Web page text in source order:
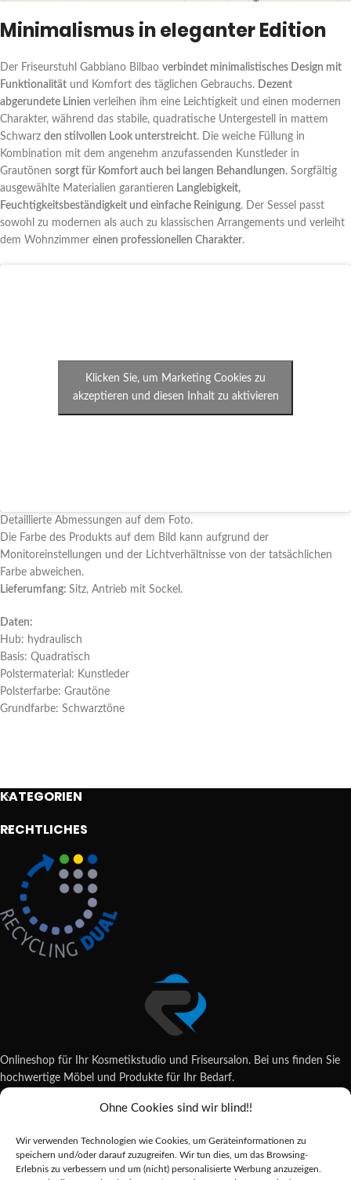
Ohne Cookies sind wir blind!!
Wir verwenden Technologien wie Cookies, um Geräteinformationen zu
speichern und/oder darauf zuzugreifen. Wir tun dies, um das Browsing-
Erlebnis zu verbessern und um (nicht) personalisierte Werbung anzuzeigen.
Minimalismus in eleganter Edition
Der Friseurstuhl Gabbiano Bilbao verbindet minimalistisches Design mit
Funktionalität und Komfort des täglichen Gebrauchs. Dezent
abgerundete Linien verleihen ihm eine Leichtigkeit und einen modernen
Charakter, während das stabile, quadratische Untergestell in mattem
Schwarz den stilvollen Look unterstreicht. Die weiche Füllung in
Kombination mit dem angenehm anzufassenden Kunstleder in
Grautönen sorgt für Komfort auch bei langen Behandlungen. Sorgfältig
ausgewählte Materialien garantieren Langlebigkeit,
Feuchtigkeitsbeständigkeit und einfache Reinigung. Der Sessel passt
sowohl zu modernen als auch zu klassischen Arrangements und verleiht
dem Wohnzimmer einen professionellen Charakter.
Klicken Sie, um Marketing Cookies zu
akzeptieren und diesen Inhalt zu aktivieren
Detaillierte Abmessungen auf dem Foto.
Die Farbe des Produkts auf dem Bild kann aufgrund der
Monitoreinstellungen und der Lichtverhältnisse von der tatsächlichen
Farbe abweichen.
Lieferumfang: Sitz, Antrieb mit Sockel.
Daten:
Hub: hydraulisch
Basis: Quadratisch
Polstermaterial: Kunstleder
Polsterfarbe: Grautöne
Grundfarbe: Schwarztöne
KATEGORIEN
RECHTLICHES
Onlineshop für Ihr Kosmetikstudio und Friseursalon. Bei uns finden Sie
hochwertige Möbel und Produkte für Ihr Bedarf.
Wildsachsener Str. 6, 65207 Wiesbaden
shop@reda-shop.de
REDA SHOP - Hochwertige Studio Ausstattung
2025.